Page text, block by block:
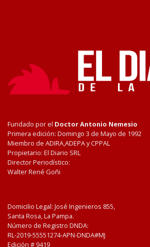
Fundado por el Doctor Antonio Nemesio
Primera edición: Domingo 3 de Mayo de 1992
Miembro de ADIRA,ADEPA y CPPAL
Propietario: El Diario SRL
Director Periodístico:
Walter René Goñi
Domicilio Legal: José Ingenieros 855,
Santa Rosa, La Pampa.
Número de Registro DNDA:
RL-2019-55551274-APN-DNDA#MJ
Edición # 9419